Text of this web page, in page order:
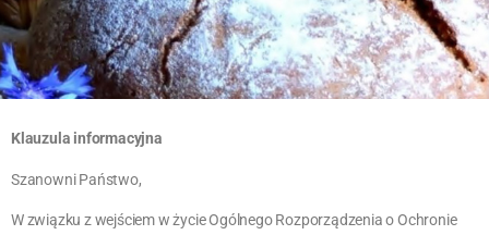
RODO
Klauzula informacyjna
Szanowni Państwo,
W związku z wejściem w życie Ogólnego Rozporządzenia o Ochronie